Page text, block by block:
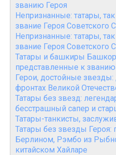
званию Героя
Непризнанные: татары,
звание Героя Советского
Непризнанные: татары,
звание Героя Советского
Татары и башкиры
представленные к званию
Герои, достойные звезды:
фронтах Великой
Татары без звезд:
бесстрашный сапер и
Татары-танкисты,
Татары без звезды Героя:
Берлином, Рэмбо из
китайском Хайларе